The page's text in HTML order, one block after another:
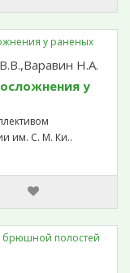
Н.А.
у
им. С. М. Ки..